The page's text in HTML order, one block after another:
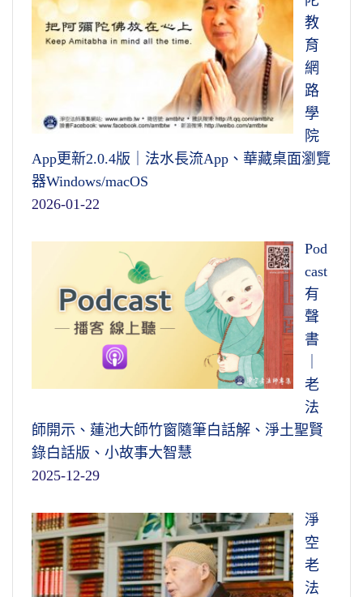
教
育
網
路
學
院
App更新2.0.4版｜法水長流App、華藏桌面瀏覽
器Windows/macOS
2026-01-22
Pod
cast
有
聲
書
老
法
師開示、蓮池大師竹窗隨筆白話解、淨土聖賢
錄白話版、小故事大智慧
2025-12-29
淨
空
老
法